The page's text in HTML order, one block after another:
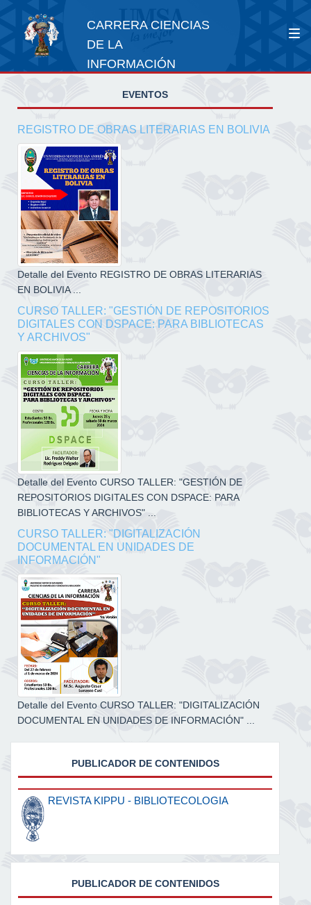
CARRERA CIENCIAS
DE LA
INFORMACIÓN
EVENTOS
REGISTRO DE OBRAS LITERARIAS EN BOLIVIA
Detalle del Evento REGISTRO DE OBRAS LITERARIAS
EN BOLIVIA ...
CURSO TALLER: "GESTIÓN DE REPOSITORIOS
DIGITALES CON DSPACE: PARA BIBLIOTECAS
Y ARCHIVOS"
Detalle del Evento CURSO TALLER: "GESTIÓN DE
REPOSITORIOS DIGITALES CON DSPACE: PARA
BIBLIOTECAS Y ARCHIVOS" ...
CURSO TALLER: "DIGITALIZACIÓN
DOCUMENTAL EN UNIDADES DE
INFORMACIÓN"
Detalle del Evento CURSO TALLER: "DIGITALIZACIÓN
DOCUMENTAL EN UNIDADES DE INFORMACIÓN" ...
PUBLICADOR DE CONTENIDOS
REVISTA KIPPU - BIBLIOTECOLOGIA
PUBLICADOR DE CONTENIDOS